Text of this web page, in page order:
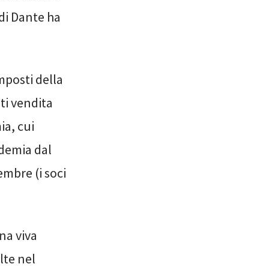
Dante ha
della
vendita
cui
dal
(i soci
viva
nel